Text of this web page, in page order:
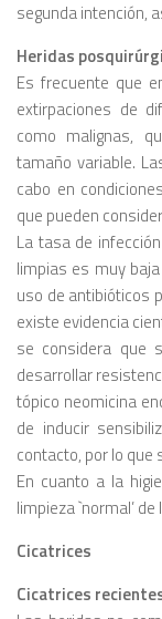
segunda intención,
Heridas
Es frecuente que
extirpaciones de
como malignas,
tamaño variable.
cabo en
que pueden
La tasa de
limpias es muy
uso de antibióticos
existe evidencia
se considera que
desarrollar
tópico neomicina
de inducir
contacto, por lo que
En cuanto a la
limpieza`normal’de
Cicatrices
Cicatrices